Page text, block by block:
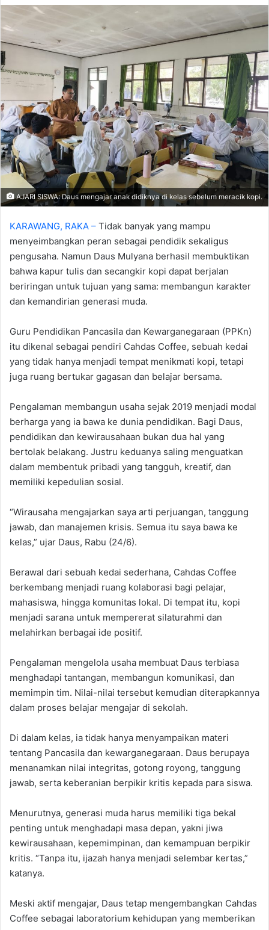
AJARI SISWA: Daus mengajar anak didiknya di kelas sebelum meracik kopi.
KARAWANG, RAKA – Tidak banyak yang mampu
menyeimbangkan peran sebagai pendidik sekaligus
pengusaha. Namun Daus Mulyana berhasil membuktikan
bahwa kapur tulis dan secangkir kopi dapat berjalan
beriringan untuk tujuan yang sama: membangun karakter
dan kemandirian generasi muda.
‎‎Guru Pendidikan Pancasila dan Kewarganegaraan (PPKn)
itu dikenal sebagai pendiri Cahdas Coffee, sebuah kedai
yang tidak hanya menjadi tempat menikmati kopi, tetapi
juga ruang bertukar gagasan dan belajar bersama.
‎Pengalaman membangun usaha sejak 2019 menjadi modal
berharga yang ia bawa ke dunia pendidikan. ‎Bagi Daus,
pendidikan dan kewirausahaan bukan dua hal yang
bertolak belakang. Justru keduanya saling menguatkan
dalam membentuk pribadi yang tangguh, kreatif, dan
memiliki kepedulian sosial. ‎
“Wirausaha mengajarkan saya arti perjuangan, tanggung
jawab, dan manajemen krisis. Semua itu saya bawa ke
kelas,” ujar Daus, Rabu (24/6).
‎‎Berawal dari sebuah kedai sederhana, Cahdas Coffee
berkembang menjadi ruang kolaborasi bagi pelajar,
mahasiswa, hingga komunitas lokal. Di tempat itu, kopi
menjadi sarana untuk mempererat silaturahmi dan
melahirkan berbagai ide positif.
‎Pengalaman mengelola usaha membuat Daus terbiasa
menghadapi tantangan, membangun komunikasi, dan
memimpin tim. Nilai-nilai tersebut kemudian diterapkannya
dalam proses belajar mengajar di sekolah.
‎Di dalam kelas, ia tidak hanya menyampaikan materi
tentang Pancasila dan kewarganegaraan. Daus berupaya
menanamkan nilai integritas, gotong royong, tanggung
jawab, serta keberanian berpikir kritis kepada para siswa.
‎Menurutnya, generasi muda harus memiliki tiga bekal
penting untuk menghadapi masa depan, yakni jiwa
kewirausahaan, kepemimpinan, dan kemampuan berpikir
kritis. ‎“Tanpa itu, ijazah hanya menjadi selembar kertas,”
katanya.
‎‎Meski aktif mengajar, Daus tetap mengembangkan Cahdas
Coffee sebagai laboratorium kehidupan yang memberikan